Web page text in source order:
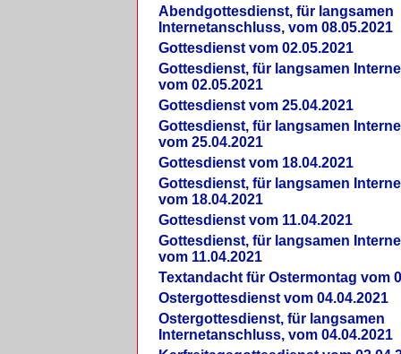
Abendgottesdienst, für langsamen
Internetanschluss, vom 08.05.2021
Gottesdienst vom 02.05.2021
Gottesdienst, für langsamen
vom 02.05.2021
Gottesdienst vom 25.04.2021
Gottesdienst, für langsamen
vom 25.04.2021
Gottesdienst vom 18.04.2021
Gottesdienst, für langsamen
vom 18.04.2021
Gottesdienst vom 11.04.2021
Gottesdienst, für langsamen
vom 11.04.2021
Textandacht für Ostermontag vom
Ostergottesdienst vom 04.04.2021
Ostergottesdienst, für langsamen
Internetanschluss, vom 04.04.2021